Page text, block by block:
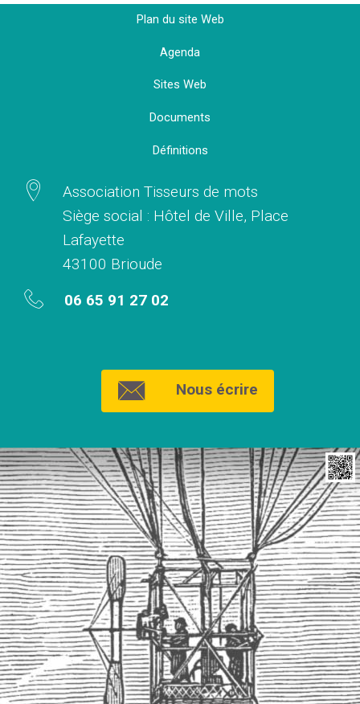
Plan du site Web
Agenda
Sites Web
Documents
Définitions
Association Tisseurs de mots
Siège social : Hôtel de Ville, Place
Lafayette
43100 Brioude
06 65 91 27 02
Nous écrire